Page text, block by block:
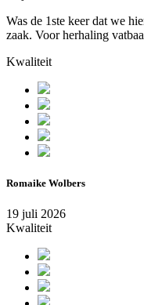
Was de 1ste keer dat we
zaak. Voor herhaling
Kwaliteit
Romaike Wolbers
19 juli 2026
Kwaliteit